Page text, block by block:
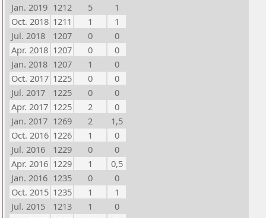
Jan. 2019 1212 5
1
Oct. 2018 1211 1
1
Jul. 2018
1207 0
0
Apr. 2018 1207 0
0
Jan. 2018 1207 1
0
Oct. 2017 1225 0
0
Jul. 2017
1225 0
0
Apr. 2017 1225 2
0
Jan. 2017 1269 2
1,5
Oct. 2016 1226 1
0
Jul. 2016
1229 0
0
Apr. 2016 1229 1
0,5
Jan. 2016 1235 0
0
Oct. 2015 1235 1
1
Jul. 2015
1213 1
0